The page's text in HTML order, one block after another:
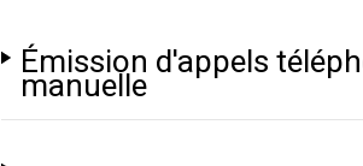
Émission d'appels
manuelle